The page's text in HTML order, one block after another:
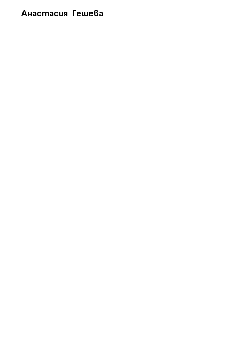
Анастасия Гешева